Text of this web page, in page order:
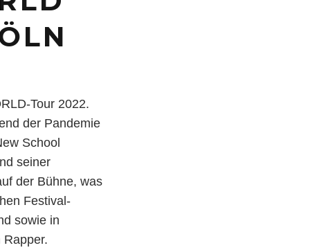
Tour 2022.
der Pandemie
School
seiner
der Bühne, was
Festival-
sowie in